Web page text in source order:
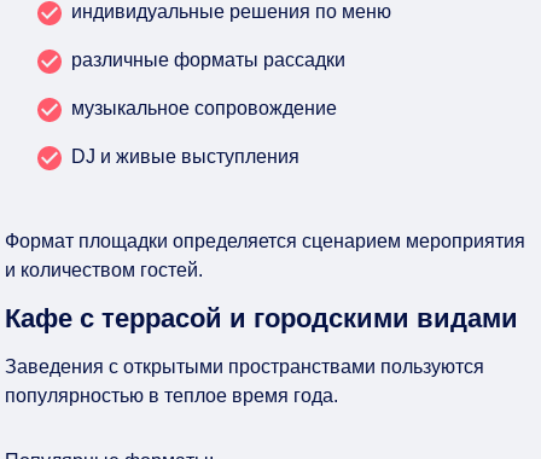
индивидуальные решения по меню
различные форматы рассадки
музыкальное сопровождение
DJ и живые выступления
Формат площадки определяется сценарием мероприятия
и количеством гостей.
Кафе с террасой и городскими видами
Заведения с открытыми пространствами пользуются
популярностью в теплое время года.